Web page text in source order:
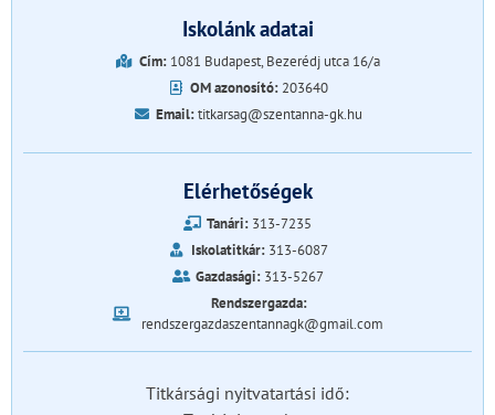
Iskolánk adatai
Cím:1081 Budapest, Bezerédj utca 16/a
OM azonosító: 203640
Email:titkarsag@szentanna-gk.hu
Elérhetőségek
Tanári: 313-7235
Iskolatitkár:313-6087
Gazdasági:313-5267
Rendszergazda:
rendszergazdaszentannagk@gmail.com
Titkársági nyitvatartási idő: